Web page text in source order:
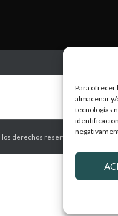
Para ofrecer
almacenar
tecnologías
los derechos reservados